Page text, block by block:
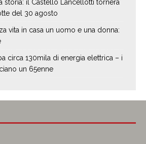
storia: il Castello Lancellotti tornerà
del 30 agosto
vita in casa un uomo e una donna:
circa 130mila di energia elettrica – i
un 65enne